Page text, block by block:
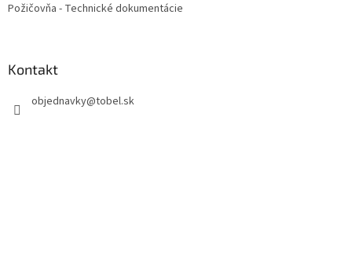
Požičovňa - Technické dokumentácie
Kontakt
objednavky@tobel.sk